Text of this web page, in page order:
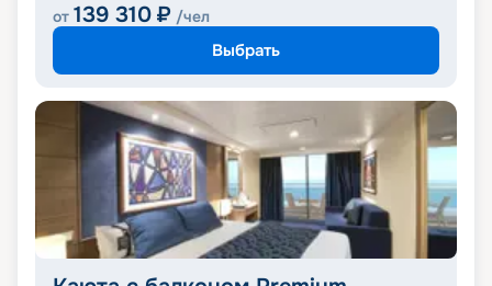
от 139 310 ₽ /чел
Выбрать